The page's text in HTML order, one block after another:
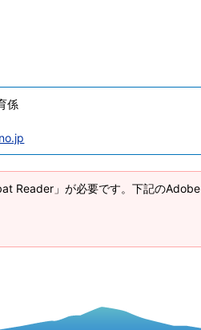
係
Reader」が必要です。下記のAdobe